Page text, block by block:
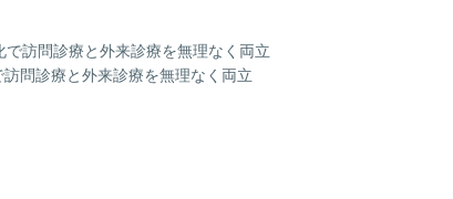
訪問診療と外来診療を無理なく両立